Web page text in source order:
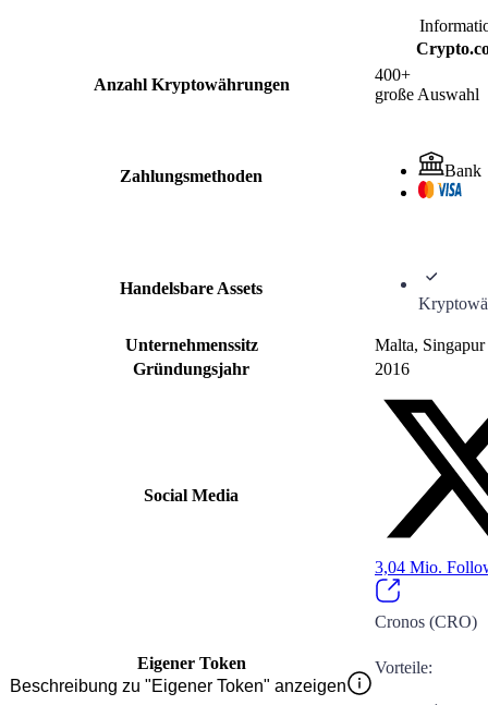
Anzahl Kryptowährungen
400+
große Auswahl
Zahlungsmethoden Bank
Handelsbare Assets
Unternehmenssitz
Malta, Singapur
Gründungsjahr
2016
Social Media
3,04 Mio.
Eigener Token
Beschreibung zu "Eigener Token" anzeigen
Cronos (CRO)
Vorteile: